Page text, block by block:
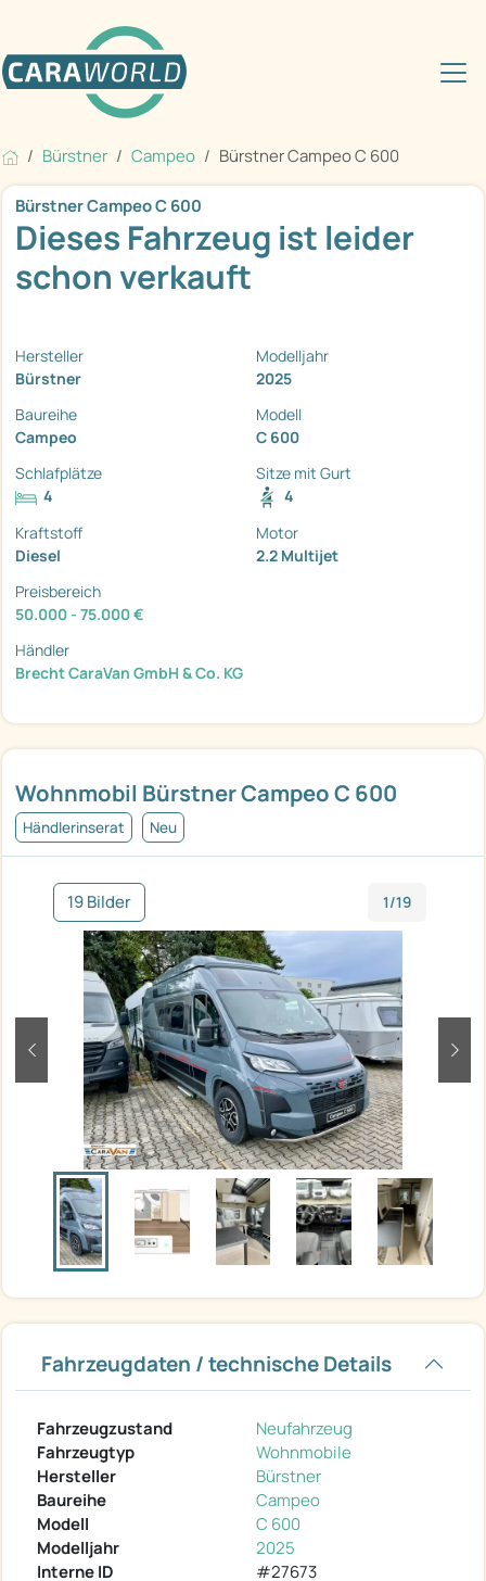
Bürstner Campeo Bürstner Campeo C 600
Wohnmobil Bürstner Campeo C 600
Händlerinserat Neu
19 Bilder 1/19
zurück
Fahrzeugdaten / technische Details
Fahrzeugzustand
Neufahrzeug
Fahrzeugtyp
Wohnmobile
Hersteller
Bürstner
Baureihe
Campeo
Modell
C 600
Modelljahr
2025
Interne ID
#27673
Bürstner Campeo C 600
Dieses Fahrzeug ist leider
schon verkauft
Hersteller
Bürstner
Modelljahr
2025
Baureihe
Campeo
Modell
C 600
Schlafplätze
4
Sitze mit Gurt
4
Kraftstoff
Diesel
Motor
2.2 Multijet
Preisbereich
50.000 - 75.000 €
Händler
Brecht CaraVan GmbH & Co. KG